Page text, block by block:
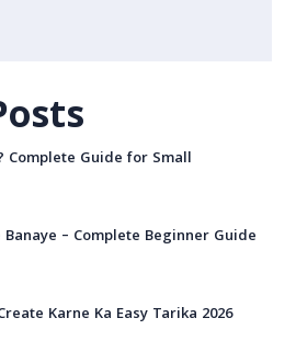
Complete Guide for Small
– Complete Beginner Guide
Karne Ka Easy Tarika 2026